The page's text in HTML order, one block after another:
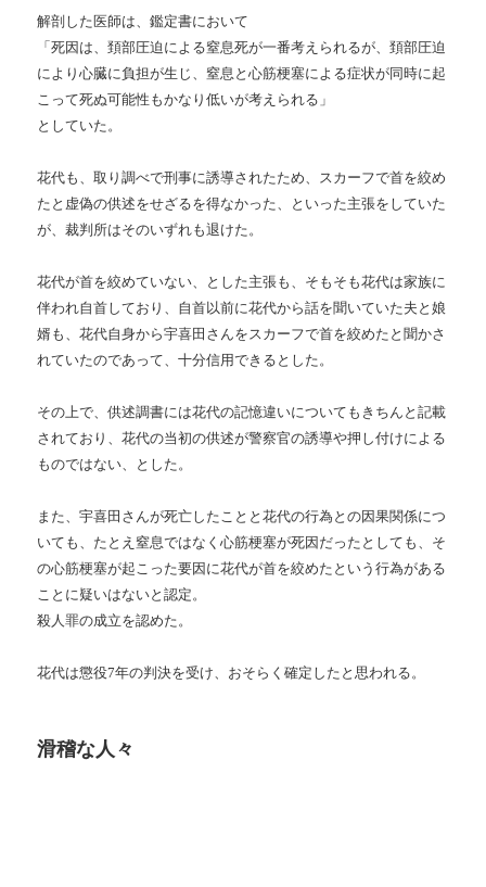
解剖した医師は、鑑定書において
「死因は、頚部圧迫による窒息死が一番考えられるが、頚部圧迫
により心臓に負担が生じ、窒息と心筋梗塞による症状が同時に起
こって死ぬ可能性もかなり低いが考えられる」
としていた。
花代も、取り調べで刑事に誘導されたため、スカーフで首を絞め
たと虚偽の供述をせざるを得なかった、といった主張をしていた
が、裁判所はそのいずれも退けた。
花代が首を絞めていない、とした主張も、そもそも花代は家族に
伴われ自首しており、自首以前に花代から話を聞いていた夫と娘
婿も、花代自身から宇喜田さんをスカーフで首を絞めたと聞かさ
れていたのであって、十分信用できるとした。
その上で、供述調書には花代の記憶違いについてもきちんと記載
されており、花代の当初の供述が警察官の誘導や押し付けによる
ものではない、とした。
また、宇喜田さんが死亡したことと花代の行為との因果関係につ
いても、たとえ窒息ではなく心筋梗塞が死因だったとしても、そ
の心筋梗塞が起こった要因に花代が首を絞めたという行為がある
ことに疑いはないと認定。
殺人罪の成立を認めた。
花代は懲役7年の判決を受け、おそらく確定したと思われる。
滑稽な人々